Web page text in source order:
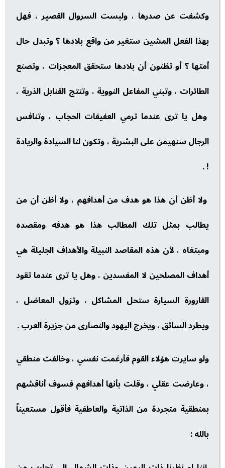
وكشفت عن صدرها ، ولبست السروال القصير ، فهل
بهذا الفعل المشين ستغير من واقع بلادها ؟ وتبدل حال
أمتها ؟ أو تظنون أن بلادها ستحقق المعجزات ، وتصنع
الطائرات ، وتبني المفاعل النووية ، وتنتج القنابل الذرية ،
وهل يا ترى عندما ترمي العفيفات الحجاب ، وتنافس
الرجال سنهيمن على البشرية ، وتكون لنا السيادة والريادة
! .
ولا أظن أن هذا هو هدف من أهدافهم ، ولا أظن أن من
يطالب بمثل تلك المطالب هذا هو هدفه ومقصده
ومبتغاه ، لأن هذه المقاصد النبيلة والأهداف الجليلة هي
أهداف المصلحين لا المفسدين ، وهل يا ترى عندما تقود
القارورة السيارة ستحل المشاكل ، وتزول المعاضل ،
ويطرد السائق ، ويخرج اليهود والنصارى من جزيرة العرب .
ولو سايرت هؤلاء القوم فأرغمت نفسي ، وخالفت منطقي
، وعارضت عقلي ، وقلت بأنها أهدافهم فسوف أناقشهم
بمنطقية متجردة من الذاتية والعاطفية فأقول مستعيناً
بالله :